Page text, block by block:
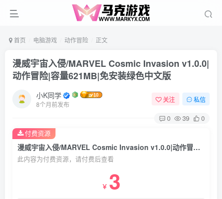
首页 电脑游戏 动作冒险 正文
漫威宇宙入侵/MARVEL Cosmic Invasion v1.0.0|
动作冒险|容量621MB|免安装绿色中文版
小K同学
8个月前发布
关注 私信
0 39 0
漫威宇宙入侵/MARVEL Cosmic Invasion v1.0.0|动作冒险|容量621MB|免安装绿色中文版
此内容为付费资源，请付费后查看
￥ 3
付费资源